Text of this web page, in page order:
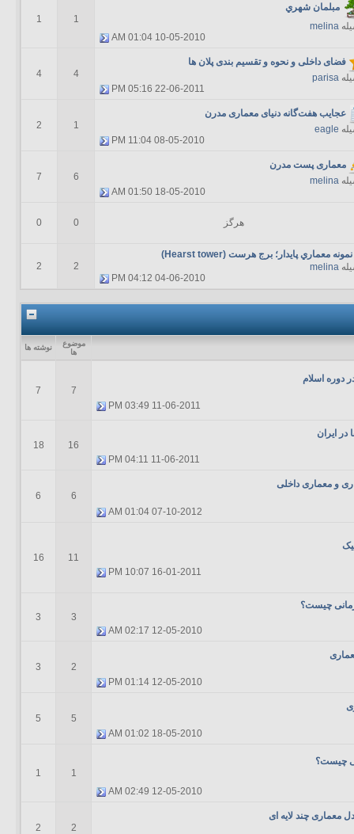
مبلمان شهري
melina
10-05-2010
01:04 AM
1
1
فضای داخلی و نحوه و تقسیم بندی پلان ها
parisa
22-06-2011
05:16 PM
4
4
عجایب هفت‌گانه دنیای معماری مدرن
eagle
08-05-2010
11:04 PM
1
2
معماری پست مدرن
melina
18-05-2010
01:50 AM
6
7
هرگز 0
0
نمونه معماري پايدار؛ برج هرست (Hearst tower)
melina
04-06-2010
04:12 PM
2
2
موضوع
ها
نوشته ها
دوره اسلام
11-06-2011
03:49 PM
7
7
در ايران
11-06-2011
04:11 PM
16
18
و معماری داخلی
07-10-2012
01:04 AM
6
6
16-01-2011
10:07 PM
11
16
چیست؟
12-05-2010
02:17 AM
3
3
12-05-2010
01:14 PM
2
3
18-05-2010
01:02 AM
5
5
چیست؟
12-05-2010
02:49 AM
1
1
معماری چند لایه ای
2
2